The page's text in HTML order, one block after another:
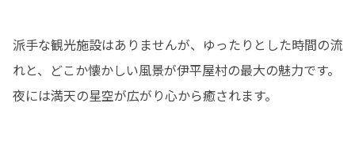
派手な観光施設はありませんが、ゆったりとした時間の流
れと、どこか懐かしい風景が伊平屋村の最大の魅力です。
夜には満天の星空が広がり心から癒されます。